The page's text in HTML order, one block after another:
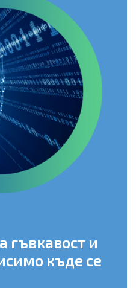
гъвкавост и
къде се